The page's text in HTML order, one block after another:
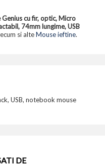
Genius cu fir, optic, Micro
74mm lungime, USB
si alteMouse ieftine.
USB, notebook mouse
DE